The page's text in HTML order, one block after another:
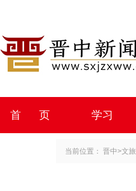
首 页 学习
当前位置： 晋中>文旅